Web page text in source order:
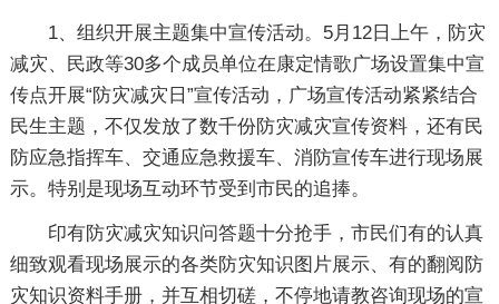
1、组织开展主题集中宣传活动。5月12日上午，防灾
减灾、民政等30多个成员单位在康定情歌广场设置集中宣
传点开展“防灾减灾日”宣传活动，广场宣传活动紧紧结合
民生主题，不仅发放了数千份防灾减灾宣传资料，还有民
防应急指挥车、交通应急救援车、消防宣传车进行现场展
示。特别是现场互动环节受到市民的追捧。
印有防灾减灾知识问答题十分抢手，市民们有的认真
细致观看现场展示的各类防灾知识图片展示、有的翻阅防
灾知识资料手册，并互相切磋，不停地请教咨询现场的宣